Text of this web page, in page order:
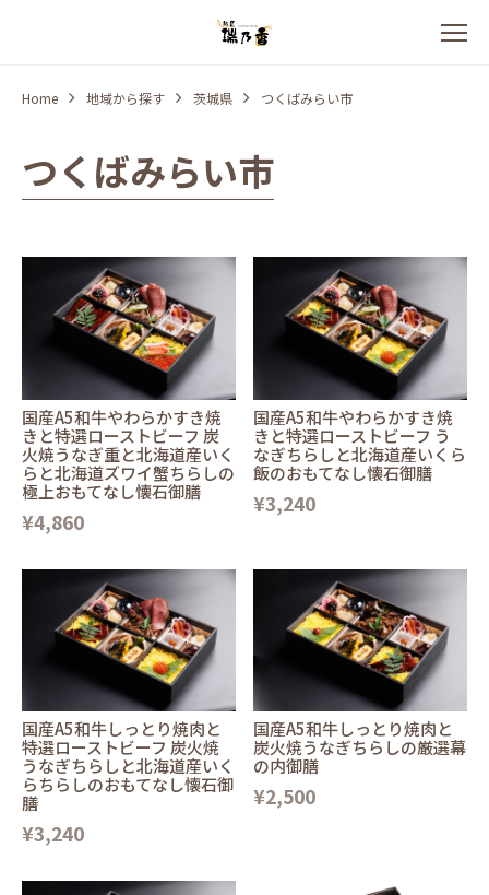
Home 地域から探す 茨城県 つくばみらい市
つくばみらい市
国産A5和牛やわらかすき焼
きと特選ローストビーフ 炭
火焼うなぎ重と北海道産いく
らと北海道ズワイ蟹ちらしの
極上おもてなし懐石御膳
¥4,860
国産A5和牛やわらかすき焼
きと特選ローストビーフ う
なぎちらしと北海道産いくら
飯のおもてなし懐石御膳
¥3,240
国産A5和牛しっとり焼肉と
特選ローストビーフ 炭火焼
うなぎちらしと北海道産いく
らちらしのおもてなし懐石御
膳
¥3,240
国産A5和牛しっとり焼肉と
炭火焼うなぎちらしの厳選幕
の内御膳
¥2,500